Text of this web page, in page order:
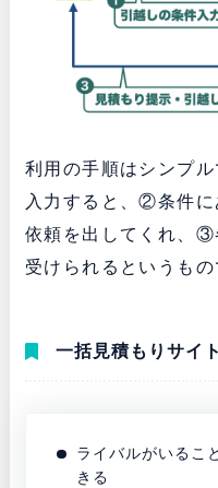
利用の手順はシンプ
入力すると、②条件に
依頼を出してくれ、③
受けられるというもの
一括見積もりサイ
ライバルがいるこ
きる